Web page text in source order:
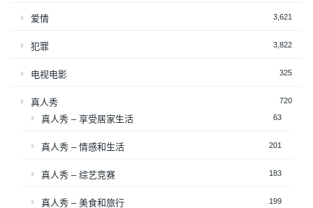
爱情 3,621
犯罪 3,822
电视电影 325
真人秀 720
真人秀 – 享受居家生活 63
真人秀 – 情感和生活 201
真人秀 – 综艺竞赛 183
真人秀 – 美食和旅行 199